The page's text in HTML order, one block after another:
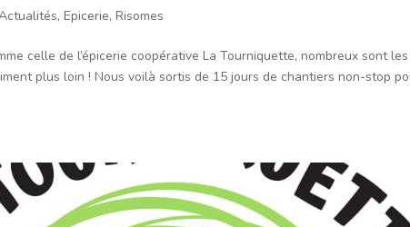
,Epicerie,Risomes
celle de l’épicerie coopérative La Tourniquette, nombreux sont les
plus loin ! Nous voilà sortis de 15 jours de chantiers non-stop